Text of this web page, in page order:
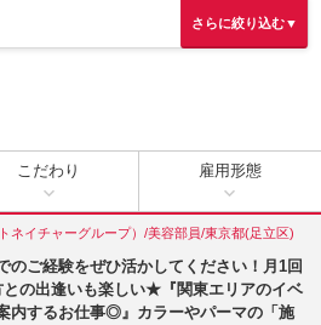
さらに絞り込む▼
こだわり 雇用形態
ネイチャーグループ）/美容部員/東京都(足立区)
のご経験をぜひ活かしてください！月1回
の出逢いも楽しい★『関東エリアのイベ
内するお仕事◎』カラーやパーマの「施